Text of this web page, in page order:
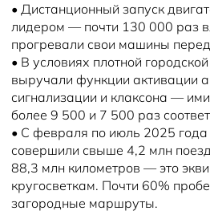
• Дистанционный запуск
лидером — почти 130 000 раз
прогревали свои машины
• В условиях плотной
выручали функции активации
сигнализации и клаксона —
более 9 500 и 7 500 раз
• С февраля по июль 2025
совершили свыше 4,2 млн
88,3 млн километров — это
кругосветкам. Почти 60%
загородные маршруты.